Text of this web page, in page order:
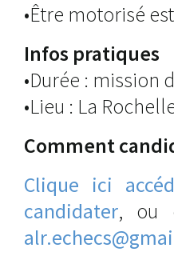
•Être motorisé
Infos pratiques
•Durée : mission
•Lieu : La
Comment
Clique ici
candidater, ou